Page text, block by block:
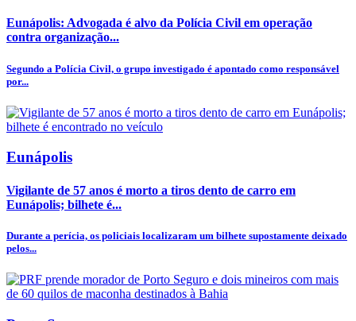
Eunápolis: Advogada é alvo da Polícia Civil em operação
contra organização...
Segundo a Polícia Civil, o grupo investigado é apontado como responsável
por...
Eunápolis
Vigilante de 57 anos é morto a tiros dento de carro em
Eunápolis; bilhete é...
Durante a perícia, os policiais localizaram um bilhete supostamente deixado
pelos...